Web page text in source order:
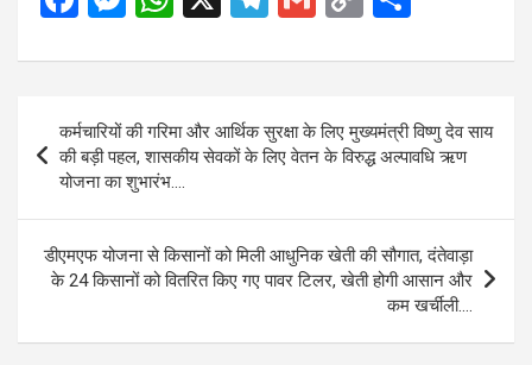
ce
b
o
o
k
se
n
g
er
at
A
p
p
e
a
ail py
Li
n
ar
e
navigation
कर्मचारियों की गरिमा और आर्थिक सुरक्षा के लिए मुख्यमंत्री विष्णु देव साय
की बड़ी पहल, शासकीय सेवकों के लिए वेतन के विरुद्ध अल्पावधि ऋण
योजना का शुभारंभ….
डीएमएफ योजना से किसानों को मिली आधुनिक खेती की सौगात, दंतेवाड़ा
के 24 किसानों को वितरित किए गए पावर टिलर, खेती होगी आसान और
कम खर्चीली….